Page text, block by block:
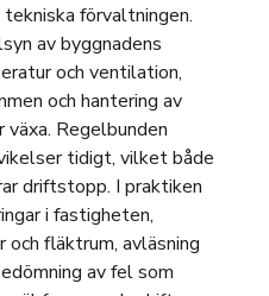
förvaltningen.
av byggnadens
och ventilation,
och hantering av
växa. Regelbunden
tidigt, vilket både
driftstopp. I praktiken
i fastigheten,
fläktrum, avläsning
av fel som